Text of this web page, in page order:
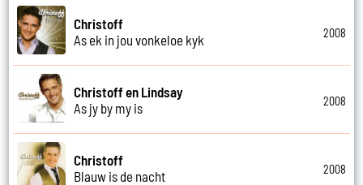
Christoff
As ek in jou vonkeloe kyk
2008
Christoff en Lindsay
As jy by my is
2008
Christoff
Blauw is de nacht
2008